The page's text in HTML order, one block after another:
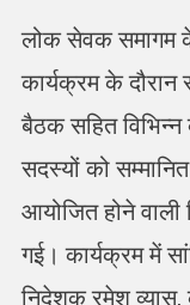
लोक सेवक समागम
कार्यक्रम के दौरान
बैठक सहित
सदस्यों को
आयोजित होने वाली
गई। कार्यक्रम में
निदेशक रमेश